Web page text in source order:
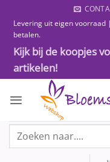
naar
inhoud
Levering uit eigen
betalen.
Kijk bij de koopjes
artikelen!
Zoeken